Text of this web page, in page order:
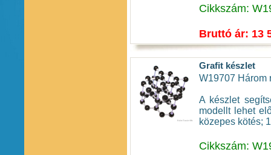
Cikkszám:
Bruttó ár: 13
Grafit készlet
W19707 Három
A készlet
modellt lehet
közepes kötés;
Cikkszám: